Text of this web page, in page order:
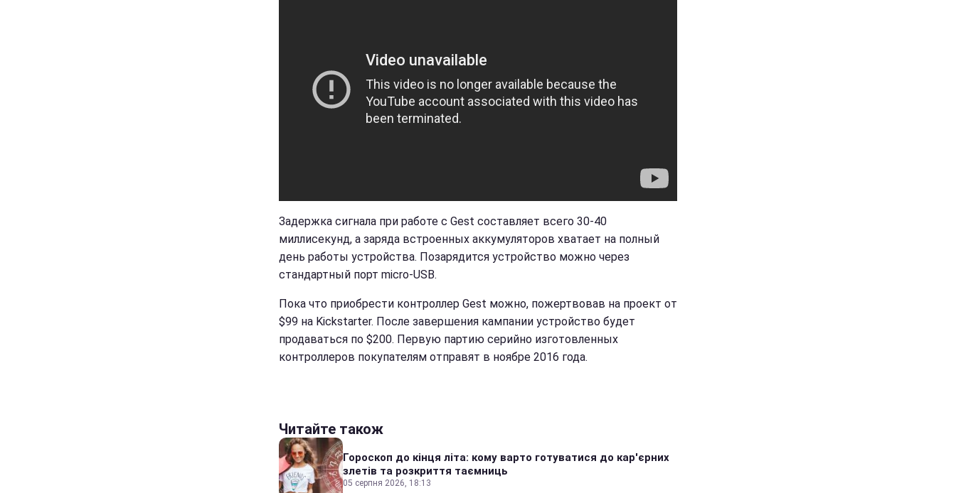
Задержка сигнала при работе с Gest составляет всего 30-40
миллисекунд, а заряда встроенных аккумуляторов хватает на полный
день работы устройства. Позарядится устройство можно через
стандартный порт micro-USB.
Пока что приобрести контроллер Gest можно, пожертвовав на проект от
$99 на Kickstarter. После завершения кампании устройство будет
продаваться по $200. Первую партию серийно изготовленных
контроллеров покупателям отправят в ноябре 2016 года.
Читайте також
Гороскоп до кінця літа: кому варто готуватися до кар'єрних
злетів та розкриття таємниць
05 серпня 2026, 18:13